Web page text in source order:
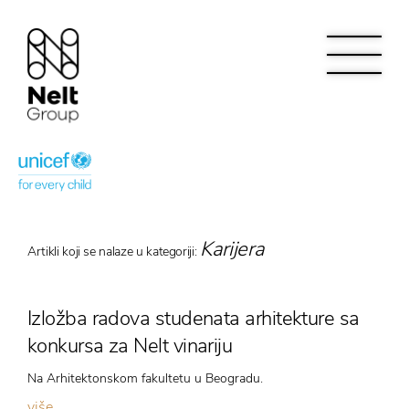
Artikli koji se nalaze u kategoriji: Karijera
Izložba radova studenata arhitekture sa
konkursa za Nelt vinariju
Na Arhitektonskom fakultetu u Beogradu.